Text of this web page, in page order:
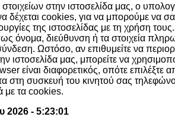
στην ιστοσελίδα μας, ο
δέχεται cookies, για να μπορούμε να
της ιστοσελίδας με τη χρήση
όνομα, διεύθυνση ή τα στοιχεία
Ωστόσο, αν επιθυμείτε να
ιστοσελίδα μας, μπορείτε να
είναι διαφορετικός, οπότε επιλέξτε
στη συσκευή του κινητού σας
με τα cookies.
2026 - 5:23:02